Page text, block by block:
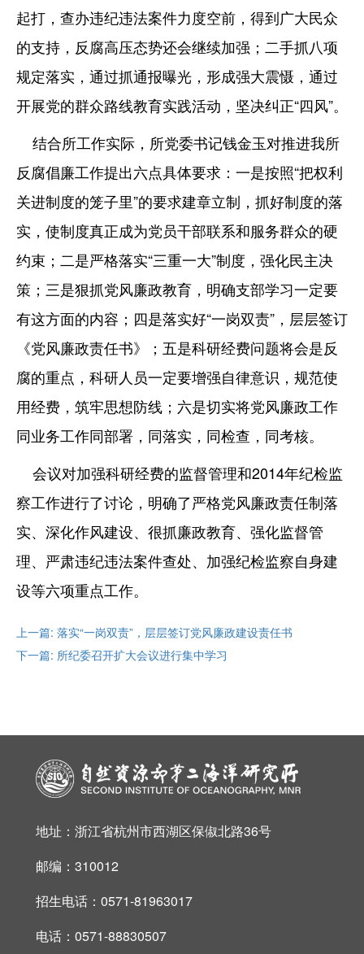
起打，查办违纪违法案件力度空前，得到广大民众
的支持，反腐高压态势还会继续加强；二手抓八项
规定落实，通过抓通报曝光，形成强大震慑，通过
开展党的群众路线教育实践活动，坚决纠正“四风”。
结合所工作实际，所党委书记钱金玉对推进我所
反腐倡廉工作提出六点具体要求：一是按照“把权利
关进制度的笼子里”的要求建章立制，抓好制度的落
实，使制度真正成为党员干部联系和服务群众的硬
约束；二是严格落实“三重一大”制度，强化民主决
策；三是狠抓党风廉政教育，明确支部学习一定要
有这方面的内容；四是落实好“一岗双责”，层层签订
《党风廉政责任书》；五是科研经费问题将会是反
腐的重点，科研人员一定要增强自律意识，规范使
用经费，筑牢思想防线；六是切实将党风廉政工作
同业务工作同部署，同落实，同检查，同考核。
会议对加强科研经费的监督管理和2014年纪检监
察工作进行了讨论，明确了严格党风廉政责任制落
实、深化作风建设、很抓廉政教育、强化监督管
理、严肃违纪违法案件查处、加强纪检监察自身建
设等六项重点工作。
上一篇: 落实“一岗双责”，层层签订党风廉政建设责任书
下一篇: 所纪委召开扩大会议进行集中学习
地址：浙江省杭州市西湖区保俶北路36号
邮编：310012
招生电话：0571-81963017
电话：0571-88830507